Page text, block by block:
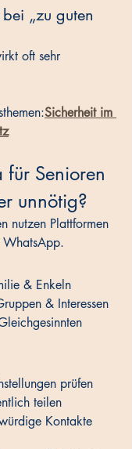
„zu guten
oft sehr
Sicherheit im
Senioren
unnötig?
nutzen Plattformen
& Enkeln
& Interessen
prüfen
teilen
Kontakte